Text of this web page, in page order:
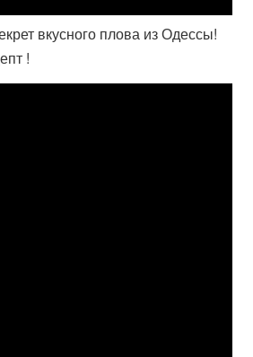
вкусного плова из Одессы!
!